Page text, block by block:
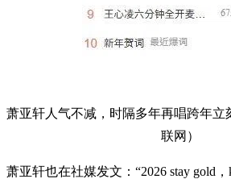
萧亚轩人气不减，时隔多年再唱跨年立
联网）
萧亚轩也在社媒发文：“2026 stay gold，